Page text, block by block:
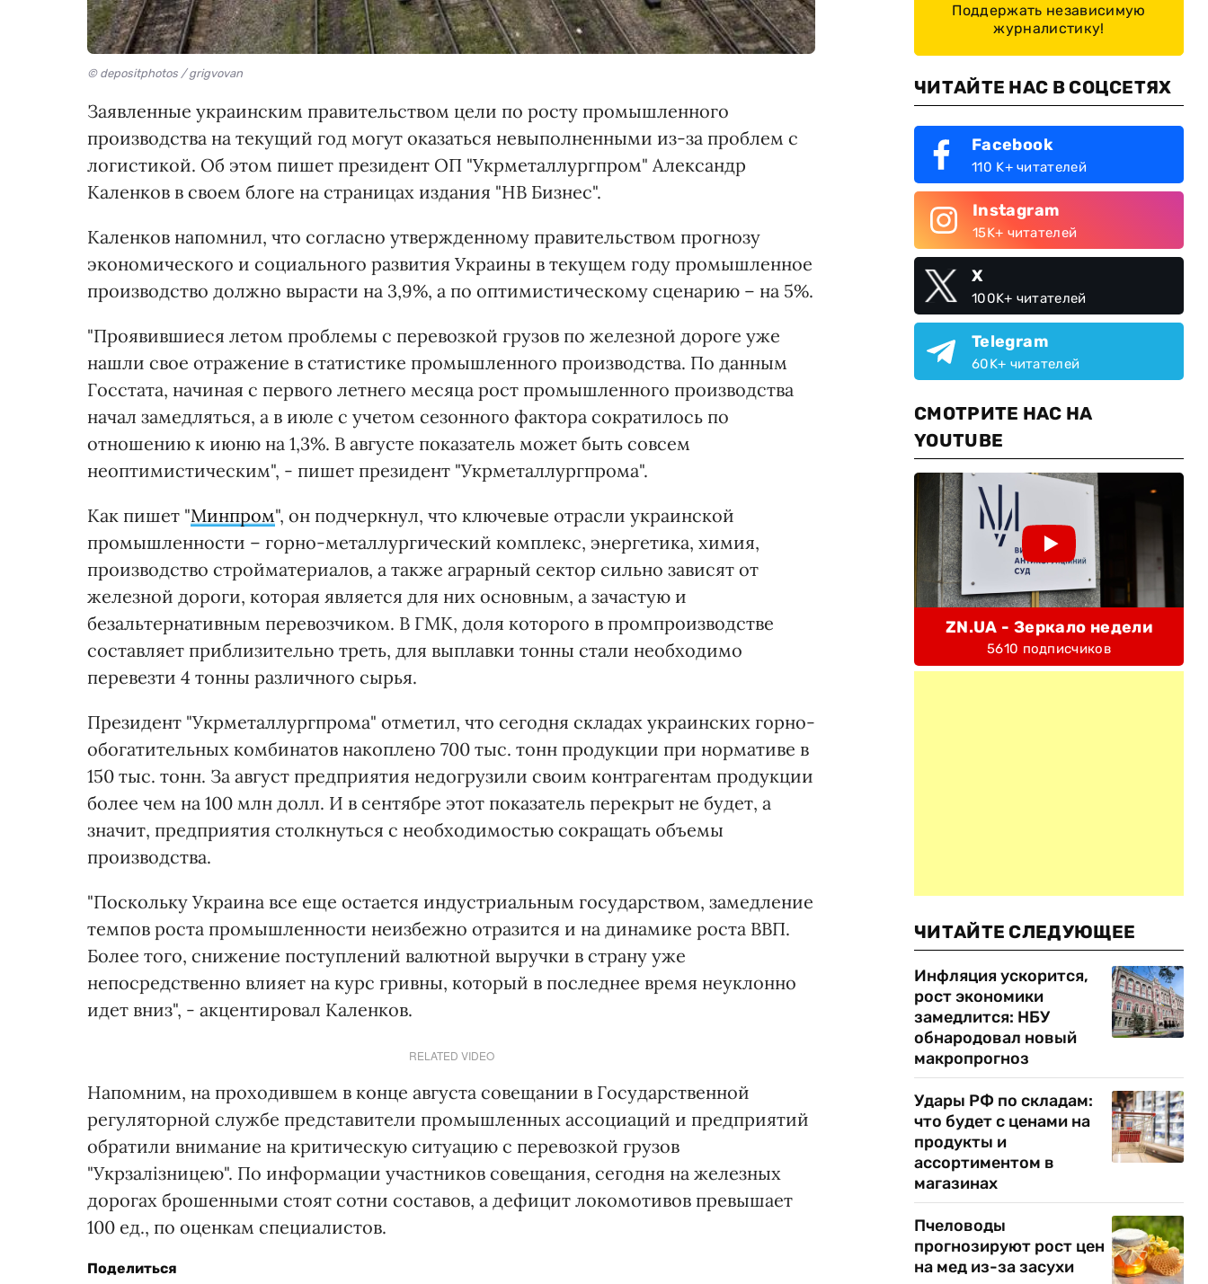
© depositphotos / grigvovan
Заявленные украинским правительством цели по росту промышленного
производства на текущий год могут оказаться невыполненными из-за проблем с
логистикой. Об этом пишет президент ОП "Укрметаллургпром" Александр
Каленков в своем блоге на страницах издания "НВ Бизнес".
Каленков напомнил, что согласно утвержденному правительством прогнозу
экономического и социального развития Украины в текущем году промышленное
производство должно вырасти на 3,9%, а по оптимистическому сценарию – на 5%.
"Проявившиеся летом проблемы с перевозкой грузов по железной дороге уже
нашли свое отражение в статистике промышленного производства. По данным
Госстата, начиная с первого летнего месяца рост промышленного производства
начал замедляться, а в июле с учетом сезонного фактора сократилось по
отношению к июню на 1,3%. В августе показатель может быть совсем
неоптимистическим", - пишет президент "Укрметаллургпрома".
Как пишет "Минпром", он подчеркнул, что ключевые отрасли украинской
промышленности – горно-металлургический комплекс, энергетика, химия,
производство стройматериалов, а также аграрный сектор сильно зависят от
железной дороги, которая является для них основным, а зачастую и
безальтернативным перевозчиком. В ГМК, доля которого в промпроизводстве
составляет приблизительно треть, для выплавки тонны стали необходимо
перевезти 4 тонны различного сырья.
Президент "Укрметаллургпрома" отметил, что сегодня складах украинских горно-
обогатительных комбинатов накоплено 700 тыс. тонн продукции при нормативе в
150 тыс. тонн. За август предприятия недогрузили своим контрагентам продукции
более чем на 100 млн долл. И в сентябре этот показатель перекрыт не будет, а
значит, предприятия столкнуться с необходимостью сокращать объемы
производства.
"Поскольку Украина все еще остается индустриальным государством, замедление
темпов роста промышленности неизбежно отразится и на динамике роста ВВП.
Более того, снижение поступлений валютной выручки в страну уже
непосредственно влияет на курс гривны, который в последнее время неуклонно
идет вниз", - акцентировал Каленков.
RELATED VIDEO
Напомним, на проходившем в конце августа совещании в Государственной
регуляторной службе представители промышленных ассоциаций и предприятий
обратили внимание на критическую ситуацию с перевозкой грузов
"Укрзалізницею". По информации участников совещания, сегодня на железных
дорогах брошенными стоят сотни составов, а дефицит локомотивов превышает
100 ед., по оценкам специалистов.
Поделиться
Поддержать независимую
журналистику!
ЧИТАЙТЕ НАС В СОЦСЕТЯХ
Facebook
110 K+ читателей
Instagram
15K+ читателей
X
100K+ читателей
Telegram
60K+ читателей
СМОТРИТЕ НАС НА
YOUTUBE
ZN.UA - Зеркало недели
5610 подписчиков
ЧИТАЙТЕ СЛЕДУЮЩЕЕ
Инфляция ускорится,
рост экономики
замедлится: НБУ
обнародовал новый
макропрогноз
Удары РФ по складам:
что будет с ценами на
продукты и
ассортиментом в
магазинах
Пчеловоды
прогнозируют рост цен
на мед из-за засухи